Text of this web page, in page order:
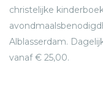
christelijke
Alblasserdam.
vanaf € 25,00.